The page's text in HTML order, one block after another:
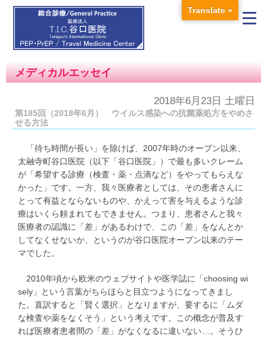
メディカルエッセイ
2018年6月23日 土曜日
第185回（2018年6月） ウイルス感染への抗菌薬処方をやめさ
せる方法
「待ち時間が長い」を除けば、2007年時のオープン以来、
太融寺町谷口医院（以下「谷口医院」）で最も多いクレーム
が「希望する診療（検査・薬・点滴など）をやってもらえな
かった」です。一方、我々医療者としては、その患者さんに
とって有益とならないものや、かえって害を与えるような診
療はいくら頼まれてもできません。つまり、患者さんと我々
医療者の認識に「差」があるわけで、この「差」をなんとか
してなくせないか、というのが谷口医院オープン以来のテー
マでした。
2010年頃から欧米のウェブサイトや医学誌に「choosing wi
sely」という言葉がちらほらと目立つようになってきまし
た。直訳すると「賢く選択」となりますが、要するに「ムダ
な検査や薬をなくそう」という考えです。この概念が普及す
れば医療者患者間の「差」がなくなるに違いない…。そうひ
Translate »